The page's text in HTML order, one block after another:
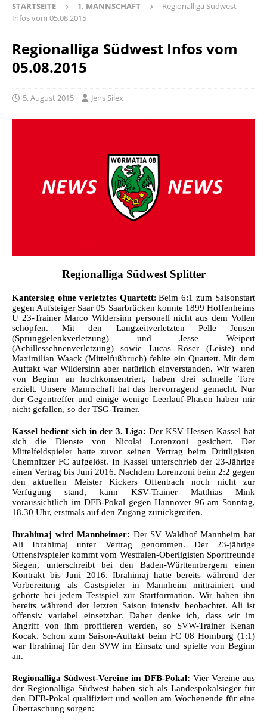
STARTSEITE 1. MANNSCHAFT
Regionalliga Südwest
Infos vom 05.08.2015
Regionalliga Südwest Infos vom
05.08.2015
5. August 2015 Jens Silex
Regionalliga Südwest Splitter
Kantersieg ohne verletztes Quartett: Beim 6:1 zum Saisonstart
gegen Aufsteiger Saar 05 Saarbrücken konnte 1899 Hoffenheims
U 23-Trainer Marco Wildersinn personell nicht aus dem Vollen
schöpfen. Mit den Langzeitverletzten Pelle Jensen
(Sprunggelenkverletzung) und Jesse Weipert
(Achillessehnenverletzung) sowie Lucas Röser (Leiste) und
Maximilian Waack (Mittelfußbruch) fehlte ein Quartett. Mit dem
Auftakt war Wildersinn aber natürlich einverstanden. Wir waren
von Beginn an hochkonzentriert, haben drei schnelle Tore
erzielt. Unsere Mannschaft hat das hervorragend gemacht. Nur
der Gegentreffer und einige wenige Leerlauf-Phasen haben mir
nicht gefallen, so der TSG-Trainer.
Kassel bedient sich in der 3. Liga: Der KSV Hessen Kassel hat
sich die Dienste von Nicolai Lorenzoni gesichert. Der
Mittelfeldspieler hatte zuvor seinen Vertrag beim Drittligisten
Chemnitzer FC aufgelöst. In Kassel unterschrieb der 23-Jährige
einen Vertrag bis Juni 2016. Nachdem Lorenzoni beim 2:2 gegen
den aktuellen Meister Kickers Offenbach noch nicht zur
Verfügung stand, kann KSV-Trainer Matthias Mink
voraussichtlich im DFB-Pokal gegen Hannover 96 am Sonntag,
18.30 Uhr, erstmals auf den Zugang zurückgreifen.
Ibrahimaj wird Mannheimer: Der SV Waldhof Mannheim hat
Ali Ibrahimaj unter Vertrag genommen. Der 23-jährige
Offensivspieler kommt vom Westfalen-Oberligisten Sportfreunde
Siegen, unterschreibt bei den Baden-Württembergern einen
Kontrakt bis Juni 2016. Ibrahimaj hatte bereits während der
Vorbereitung als Gastspieler in Mannheim mittrainiert und
gehörte bei jedem Testspiel zur Startformation. Wir haben ihn
bereits während der letzten Saison intensiv beobachtet. Ali ist
offensiv variabel einsetzbar. Daher denke ich, dass wir im
Angriff von ihm profitieren werden, so SVW-Trainer Kenan
Kocak. Schon zum Saison-Auftakt beim FC 08 Homburg (1:1)
war Ibrahimaj für den SVW im Einsatz und spielte von Beginn
an.
Regionalliga Südwest-Vereine im DFB-Pokal: Vier Vereine aus
der Regionalliga Südwest haben sich als Landespokalsieger für
den DFB-Pokal qualifiziert und wollen am Wochenende für eine
Überraschung sorgen: